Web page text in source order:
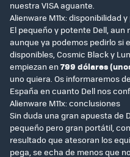
nuestra VISA aguante.
Alienware M11x: disponibilidad
El pequeño y potente Dell,
aunque ya podemos pedirlo si
disponibles, Cosmic Black y
empiezan en 799 dólares
uno quiera. Os informaremos
España en cuanto Dell nos
Alienware M11x: conclusiones
Sin duda una gran apuesta de
pequeño pero gran portátil,
resultado que atesoran los
pega, se echa de menos que